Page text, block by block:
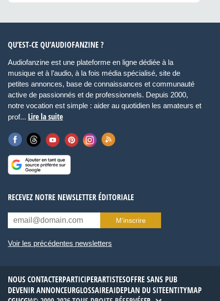
QU’EST-CE QU’AUDIOFANZINE ?
Audiofanzine est une plateforme en ligne dédiée à la
musique et à l’audio, à la fois média spécialisé, site de
petites annonces, base de connaissances et communauté
active de passionnés et de professionnels. Depuis 2000,
notre vocation est simple : aider au quotidien les amateurs et
prof... Lire la suite
RECEVEZ NOTRE NEWSLETTER ÉDITORIALE
M’inscrire
Voir les précédentes newsletters
NOUS CONTACTERPARTICIPERARTISTESOFFRE SANS PUB
DEVENIR ANNONCEURGLOSSAIREAIDEPLAN DU SITEENTITYMAP